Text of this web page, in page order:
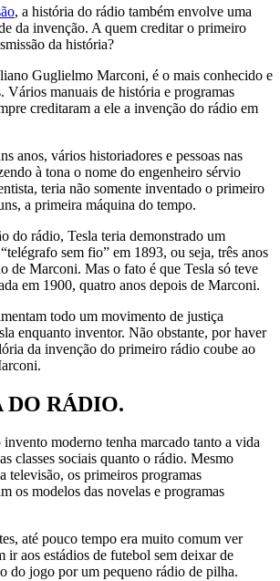
, a história do rádio também envolve uma
da invenção. A quem creditar o primeiro
da história?
Guglielmo Marconi, é o mais conhecido e
Vários manuais de história e programas
creditaram a ele a invenção do rádio em
anos, vários historiadores e pessoas nas
à tona o nome do engenheiro sérvio
teria não somente inventado o primeiro
a primeira máquina do tempo.
do rádio, Tesla teria demonstrado um
sem fio” em 1893, ou seja, três anos
de Marconi. Mas o fato é que Tesla só teve
em 1900, quatro anos depois de Marconi.
todo um movimento de justiça
enquanto inventor. Não obstante, por haver
da invenção do primeiro rádio coube ao
DO RÁDIO.
moderno tenha marcado tanto a vida
classes sociais quanto o rádio. Mesmo
televisão, os primeiros programas
os modelos das novelas e programas
até pouco tempo era muito comum ver
ir aos estádios de futebol sem deixar de
do jogo por um pequeno rádio de pilha.